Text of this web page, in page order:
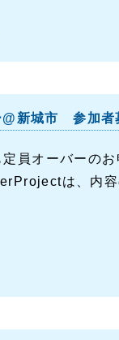
新城市 参加者
員オーバーの
は、内